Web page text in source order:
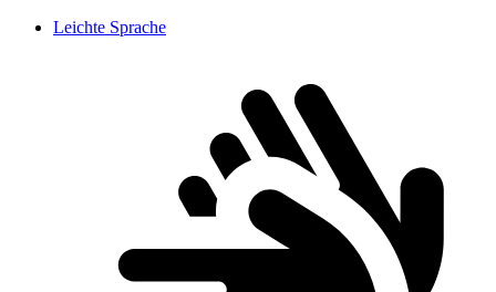
Leichte Sprache